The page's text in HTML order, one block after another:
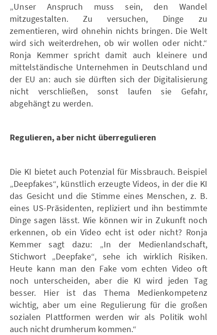
„Unser Anspruch muss sein, den Wandel
mitzugestalten. Zu versuchen, Dinge zu
zementieren, wird ohnehin nichts bringen. Die Welt
wird sich weiterdrehen, ob wir wollen oder nicht.“
Ronja Kemmer spricht damit auch kleinere und
mittelständische Unternehmen in Deutschland und
der EU an: auch sie dürften sich der Digitalisierung
nicht verschließen, sonst laufen sie Gefahr,
abgehängt zu werden.
Regulieren, aber nicht überregulieren
Die KI bietet auch Potenzial für Missbrauch. Beispiel
„Deepfakes“, künstlich erzeugte Videos, in der die KI
das Gesicht und die Stimme eines Menschen, z. B.
eines US-Präsidenten, repliziert und ihn bestimmte
Dinge sagen lässt. Wie können wir in Zukunft noch
erkennen, ob ein Video echt ist oder nicht? Ronja
Kemmer sagt dazu: „In der Medienlandschaft,
Stichwort „Deepfake“, sehe ich wirklich Risiken.
Heute kann man den Fake vom echten Video oft
noch unterscheiden, aber die KI wird jeden Tag
besser. Hier ist das Thema Medienkompetenz
wichtig, aber um eine Regulierung für die großen
sozialen Plattformen werden wir als Politik wohl
auch nicht drumherum kommen.“